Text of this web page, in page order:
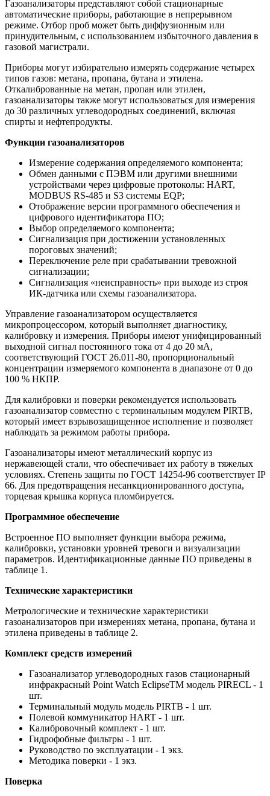
Газоанализаторы представляют собой стационарные
автоматические приборы, работающие в непрерывном
режиме. Отбор проб может быть диффузионным или
принудительным, с использованием избыточного давления в
газовой магистрали.
Приборы могут избирательно измерять содержание четырех
типов газов: метана, пропана, бутана и этилена.
Откалиброванные на метан, пропан или этилен,
газоанализаторы также могут использоваться для измерения
до 30 различных углеводородных соединений, включая
спирты и нефтепродукты.
Функции газоанализаторов
Измерение содержания определяемого компонента;
Обмен данными с ПЭВМ или другими внешними
устройствами через цифровые протоколы: HART,
MODBUS RS-485 и S3 системы EQP;
Отображение версии программного обеспечения и
цифрового идентификатора ПО;
Выбор определяемого компонента;
Сигнализация при достижении установленных
пороговых значений;
Переключение реле при срабатывании тревожной
сигнализации;
Сигнализация «неисправность» при выходе из строя
ИК-датчика или схемы газоанализатора.
Управление газоанализатором осуществляется
микропроцессором, который выполняет диагностику,
калибровку и измерения. Приборы имеют унифицированный
выходной сигнал постоянного тока от 4 до 20 мА,
соответствующий ГОСТ 26.011-80, пропорциональный
концентрации измеряемого компонента в диапазоне от 0 до
100 % НКПР.
Для калибровки и поверки рекомендуется использовать
газоанализатор совместно с терминальным модулем PIRTB,
который имеет взрывозащищенное исполнение и позволяет
наблюдать за режимом работы прибора.
Газоанализаторы имеют металлический корпус из
нержавеющей стали, что обеспечивает их работу в тяжелых
условиях. Степень защиты по ГОСТ 14254-96 соответствует IP
66. Для предотвращения несанкционированного доступа,
торцевая крышка корпуса пломбируется.
Программное обеспечение
Встроенное ПО выполняет функции выбора режима,
калибровки, установки уровней тревоги и визуализации
параметров. Идентификационные данные ПО приведены в
таблице 1.
Технические характеристики
Метрологические и технические характеристики
газоанализаторов при измерениях метана, пропана, бутана и
этилена приведены в таблице 2.
Комплект средств измерений
Газоанализатор углеводородных газов стационарный
инфракрасный Point Watch EclipseTM модель PIRECL - 1
шт.
Терминальный модуль модель PIRTB - 1 шт.
Полевой коммуникатор HART - 1 шт.
Калибровочный комплект - 1 шт.
Гидрофобные фильтры - 1 шт.
Руководство по эксплуатации - 1 экз.
Методика поверки - 1 экз.
Поверка